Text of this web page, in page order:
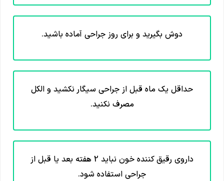
دوش بگیرید و برای روز جراحی آماده باشید.
حداقل یک ماه قبل از جراحی سیگار نکشید و الکل
مصرف نکنید.
داروی رقیق کننده خون نباید 2 هفته بعد یا قبل از
جراحی استفاده شود.